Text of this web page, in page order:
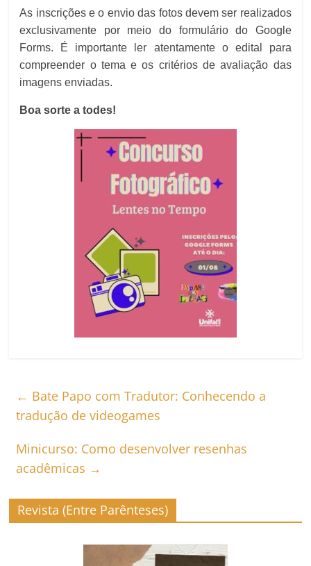
As inscrições e o envio das fotos devem ser realizados
exclusivamente por meio do formulário do Google
Forms. É importante ler atentamente o edital para
compreender o tema e os critérios de avaliação das
imagens enviadas.
Boa sorte a todes!
← Bate Papo com Tradutor: Conhecendo a
tradução de videogames
Minicurso: Como desenvolver resenhas
acadêmicas →
Revista (Entre Parênteses)